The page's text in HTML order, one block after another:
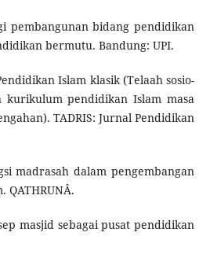
pembangunan bidang pendidikan
bermutu. Bandung: UPI.
Islam klasik (Telaah sosio-
kurikulum pendidikan Islam masa
TADRIS: Jurnal Pendidikan
madrasah dalam pengembangan
QATHRUNÂ.
masjid sebagai pusat pendidikan